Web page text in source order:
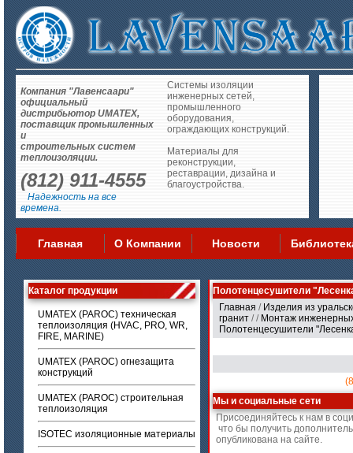
Компания "Лавенсаари"
официальный
дистрибьютор UMATEX,
поставщик промышленных
и
строительных систем
теплоизоляции.
(812) 911-4555
Надежность на все
времена.
Системы изоляции
инженерных сетей,
промышленного
оборудования,
ограждающих конструкций.
Материалы для
реконструкции,
реставрации, дизайна и
благоустройства.
Главная О Компании Новости
Каталог продукции
UMATEX (PAROC) техническая
теплоизоляция (HVAC, PRO, WR,
FIRE, MARINE)
UMATEX (PAROC) огнезащита
конструкций
UMATEX (PAROC) строительная
теплоизоляция
ISOTEC изоляционные материалы
Полотенцесушители
Главная / Изделия из
гранит // Монтаж
Полотенцесушители
Мы и социальные сети
Присоединяйтесь к нам в
что бы получить
опубликована на сайте.